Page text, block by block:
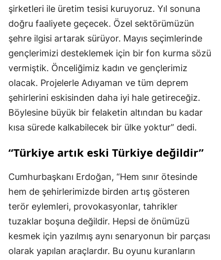
şirketleri ile üretim tesisi kuruyoruz. Yıl sonuna
doğru faaliyete geçecek. Özel sektörümüzün
şehre ilgisi artarak sürüyor. Mayıs seçimlerinde
gençlerimizi desteklemek için bir fon kurma sözü
vermiştik. Önceliğimiz kadın ve gençlerimiz
olacak. Projelerle Adıyaman ve tüm deprem
şehirlerini eskisinden daha iyi hale getireceğiz.
Böylesine büyük bir felaketin altından bu kadar
kısa sürede kalkabilecek bir ülke yoktur” dedi.
“Türkiye artık eski Türkiye değildir”
Cumhurbaşkanı Erdoğan, “Hem sınır ötesinde
hem de şehirlerimizde birden artış gösteren
terör eylemleri, provokasyonlar, tahrikler
tuzaklar boşuna değildir. Hepsi de önümüzü
kesmek için yazılmış aynı senaryonun bir parçası
olarak yapılan araçlardır. Bu oyunu kuranların